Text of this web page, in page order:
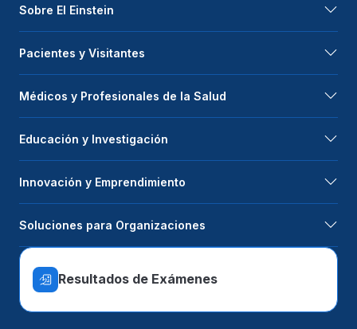
Sobre El Einstein
Pacientes y Visitantes
Médicos y Profesionales de la Salud
Educación y Investigación
Innovación y Emprendimiento
Soluciones para Organizaciones
Resultados de Exámenes